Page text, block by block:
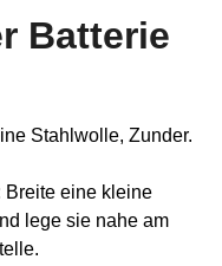
Batterie
Stahlwolle, Zunder.
Breite eine kleine
lege sie nahe am